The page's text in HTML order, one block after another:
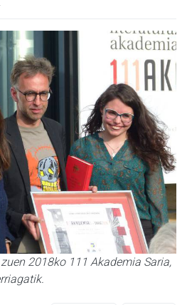
2018ko 111 Akademia Saria,